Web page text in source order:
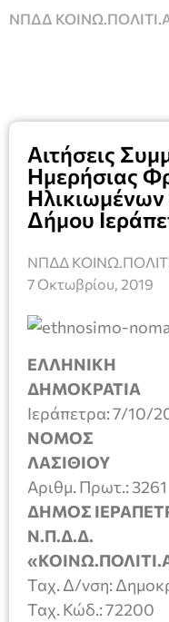
ΝΠΔΔ ΚΟΙΝΩ.ΠΟΛΙΤΙ.Α
Αιτήσεις
Ημερήσιας
Δήμου
ΝΠΔΔ
7 Οκτωβρίου, 2019
ΕΛΛΗΝΙΚΗ
ΔΗΜΟΚΡΑΤΙΑ
Ιεράπετρα: 7/10/
ΝΟΜΟΣ
ΛΑΣΙΘΙΟΥ
Αριθμ. Πρωτ.: 3261
ΔΗΜΟΣ
Ν.Π.Δ.Δ.
Ταχ. Δ/νση:
Ταχ. Κώδ.: 72200